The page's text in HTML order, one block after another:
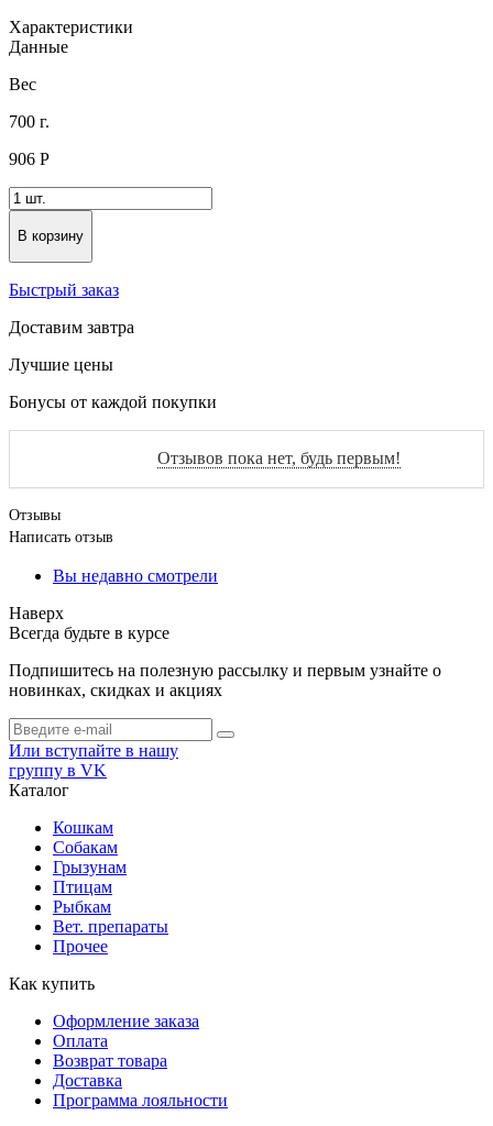
Характеристики
Данные
Вес
700 г.
906 Р
В корзину
Быстрый заказ
Доставим завтра
Лучшие цены
Бонусы от каждой покупки
Отзывов пока нет, будь первым!
Отзывы
Написать отзыв
Вы недавно смотрели
Наверх
Всегда будьте в курсе
Подпишитесь на полезную рассылку и первым узнайте о
новинках, скидках и акциях
Или вступайте в нашу
группу в VK
Каталог
Кошкам
Собакам
Грызунам
Птицам
Рыбкам
Вет. препараты
Прочее
Как купить
Оформление заказа
Оплата
Возврат товара
Доставка
Программа лояльности